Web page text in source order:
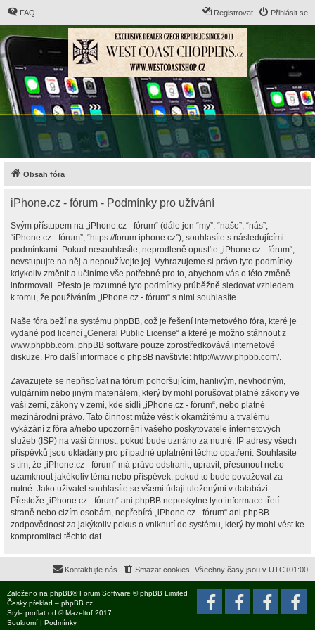
FAQ Přihlásit se
Registrovat
Obsah fóra
iPhone.cz - fórum - Podmínky pro užívání
Svým přístupem na „iPhone.cz - fórum“ (dále jen “my”, “naše”, “nás”,
“iPhone.cz - fórum”, “https://forum.iphone.cz”), souhlasíte s následujícími
podmínkami. Pokud nesouhlasíte, neprodleně opusťte „iPhone.cz - fórum“,
nevstupujte na něj a nepoužívejte jej. Vyhrazujeme si právo tyto podmínky
kdykoliv změnit a učiníme vše potřebné pro to, abychom vás o této změně
informovali. Přesto je rozumné tyto podmínky průběžně sledovat vzhledem
k tomu, že používáním „iPhone.cz - fórum“ s nimi souhlasíte.
Naše fóra beží na systému phpBB, což je řešení internetového fóra, které je
vydané pod licencí „General Public License“ a které je možno stáhnout z
www.phpbb.com. phpBB software pouze zprostředkovává internetové
diskuze. Pro další informace o phpBB navštivte: http://www.phpbb.com/.
Zavazujete se nepřispívat na fórum pohoršujícím, hanlivým, nevhodným,
vulgárním nebo jiným materiálem, který by mohl porušovat platné zákony ve
vaší zemi, zákony v zemi, kde sídlí „iPhone.cz - fórum“, nebo platné
mezinárodní právo. Tato činnost může vést k okamžitému a trvalému
vykázání z fóra a/nebo upozornění vašeho poskytovatele internetových
služeb (ISP) na vaši činnost, pokud bude uznáno za nutné. IP adresy všech
příspěvků jsou ukládány pro případné uplatnění těchto opatření. Souhlasíte
s tím, že „iPhone.cz - fórum“ má právo odstranit, upravit, přesunout nebo
uzamknout jakékoliv téma nebo příspěvek, pokud to bude považovat za
nutné. Jako uživatel souhlasíte se všemi údaji uloženými v databázi.
Přestože „iPhone.cz - fórum“ ani phpBB neposkytne tyto informace třetí
straně nebo cizím osobám, nepřebírá „iPhone.cz - fórum“ ani phpBB
zodpovědnost za jakýkoliv pokus o vniknutí do systému, který by mohl vést ke
kompromitaci těchto dat.
Všechny časy jsou v UTC+01:00
Smazat cookies
Kontaktujte nás
Založeno na phpBB® Forum Software © phpBB Limited
Český překlad – phpBB.cz
Style proflat od ©Mazeltof 2017
Soukromí | Podmínky